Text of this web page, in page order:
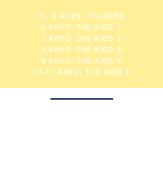
3 - 5 ANYS: TOLDERS
6 ANYS: THE KIDS 1
7 ANYS: THE KIDS 2
8 ANYS: THE KIDS 3
9 ANYS: THE KIDS 4
10-11 ANYS: THE KIDS 5